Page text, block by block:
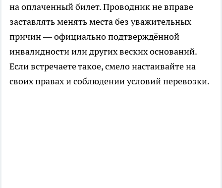
на оплаченный билет. Проводник не вправе
заставлять менять места без уважительных
причин — официально подтверждённой
инвалидности или других веских оснований.
Если встречаете такое, смело настаивайте на
своих правах и соблюдении условий перевозки.